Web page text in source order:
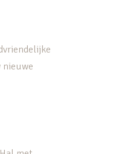
nieuwe